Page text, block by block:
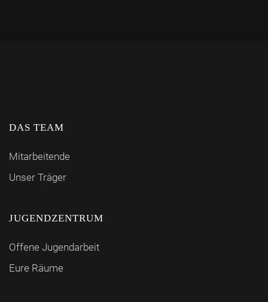
DAS TEAM
Mitarbeitende
Unser Träger
JUGENDZENTRUM
Offene Jugendarbeit
Eure Räume